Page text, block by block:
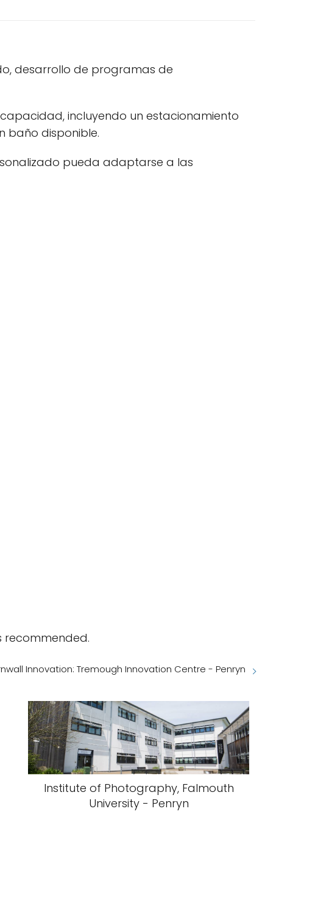
desarrollo de programas de
incluyendo un estacionamiento
baño disponible.
pueda adaptarse a las
recommended.
Innovation: Tremough Innovation Centre - Penryn
Institute of Photography, Falmouth
University - Penryn